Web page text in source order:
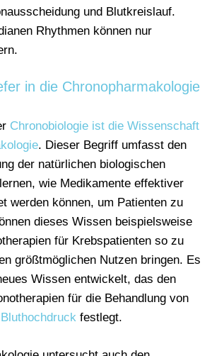
und Blutkreislauf.
Rhythmen können nur
in die Chronopharmakologie
Chronobiologie ist die Wissenschaft
. Dieser Begriff umfasst den
der natürlichen biologischen
wie Medikamente effektiver
werden können, um Patienten zu
dieses Wissen beispielsweise
für Krebspatienten so zu
größtmöglichen Nutzen bringen. Es
Wissen entwickelt, das den
für die Behandlung von
festlegt.